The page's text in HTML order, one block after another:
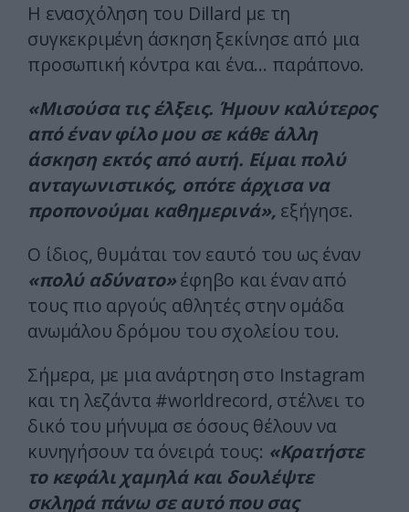
Η ενασχόληση του Dillard με τη
συγκεκριμένη άσκηση ξεκίνησε από μια
προσωπική κόντρα και ένα… παράπονο.
«Μισούσα τις έλξεις. Ήμουν καλύτερος
από έναν φίλο μου σε κάθε άλλη
άσκηση εκτός από αυτή. Είμαι πολύ
ανταγωνιστικός, οπότε άρχισα να
προπονούμαι καθημερινά», εξήγησε.
Ο ίδιος, θυμάται τον εαυτό του ως έναν
«πολύ αδύνατο»έφηβο και έναν από
τους πιο αργούς αθλητές στην ομάδα
ανωμάλου δρόμου του σχολείου του.
Σήμερα, με μια ανάρτηση στο Instagram
και τη λεζάντα #worldrecord, στέλνει το
δικό του μήνυμα σε όσους θέλουν να
κυνηγήσουν τα όνειρά τους: «Κρατήστε
το κεφάλι χαμηλά και δουλέψτε
σκληρά πάνω σε αυτό που σας